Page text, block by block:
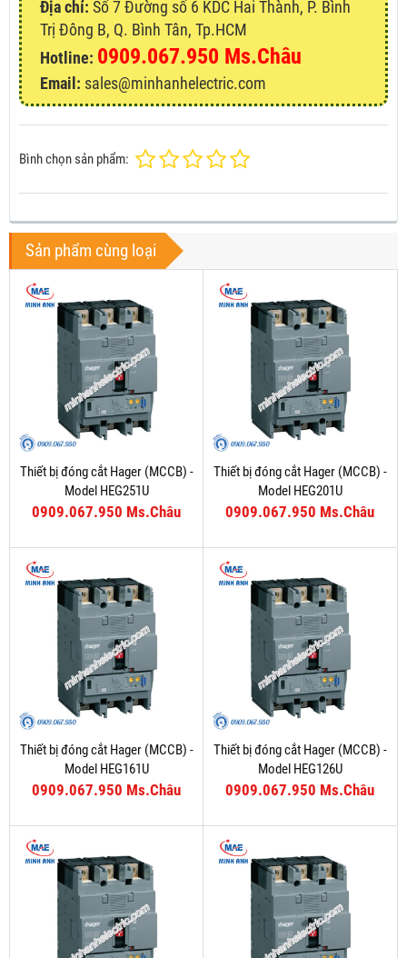
Địa chỉ: Số 7 Đường số 6 KDC Hai Thành, P. Bình
Trị Đông B, Q. Bình Tân, Tp.HCM
Hotline: 0909.067.950 Ms.Châu
Email: sales@minhanhelectric.com
Bình chọn sản phẩm:
Sản phẩm cùng loại
Thiết bị đóng cắt Hager (MCCB) -
Model HEG251U
0909.067.950 Ms.Châu
Thiết bị đóng cắt Hager (MCCB) -
Model HEG201U
0909.067.950 Ms.Châu
Thiết bị đóng cắt Hager (MCCB) -
Model HEG161U
0909.067.950 Ms.Châu
Thiết bị đóng cắt Hager (MCCB) -
Model HEG126U
0909.067.950 Ms.Châu